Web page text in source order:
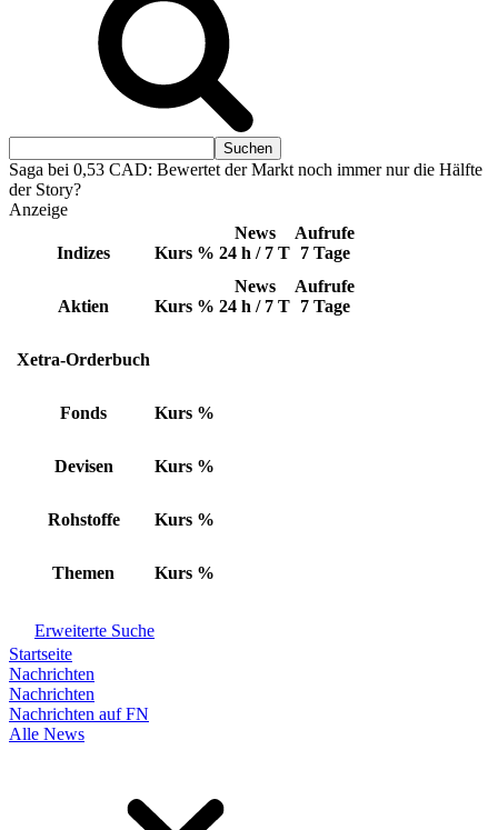
Saga bei 0,53 CAD: Bewertet der Markt noch immer nur die Hälfte
der Story?
Anzeige
Indizes Kurs %
News
24 h / 7 T
Aufrufe
7 Tage
Aktien Kurs %
News
24 h / 7 T
Aufrufe
7 Tage
Xetra-Orderbuch
Fonds Kurs %
Devisen Kurs %
Rohstoffe Kurs %
Themen Kurs %
Erweiterte Suche
Startseite
Nachrichten
Nachrichten
Nachrichten auf FN
Alle News